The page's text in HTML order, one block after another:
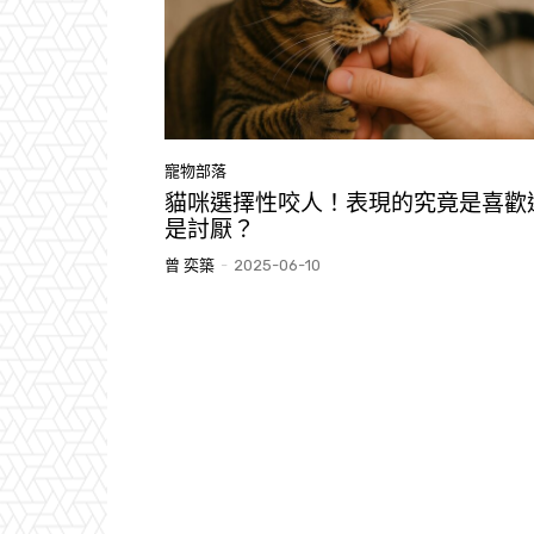
寵物部落
貓咪選擇性咬人！表現的究竟是喜歡
是討厭？
曾 奕築 - 2025-06-10